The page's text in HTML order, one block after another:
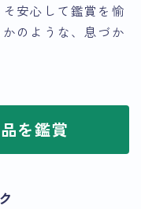
安心して鑑賞を愉
のような、息づか
を鑑賞